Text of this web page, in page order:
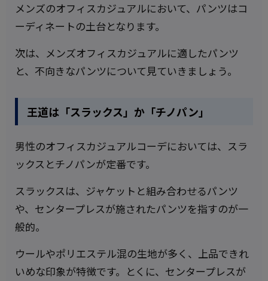
メンズのオフィスカジュアルにおいて、パンツはコ
ーディネートの土台となります。
次は、メンズオフィスカジュアルに適したパンツ
と、不向きなパンツについて見ていきましょう。
王道は「スラックス」か「チノパン」
男性のオフィスカジュアルコーデにおいては、スラ
ックスとチノパンが定番です。
スラックスは、ジャケットと組み合わせるパンツ
や、センタープレスが施されたパンツを指すのが一
般的。
ウールやポリエステル混の生地が多く、上品できれ
いめな印象が特徴です。とくに、センタープレスが